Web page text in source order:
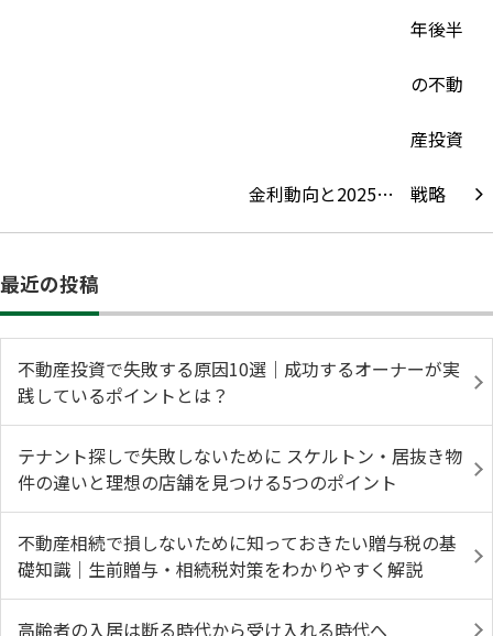
金利動向と2025…
最近の投稿
不動産投資で失敗する原因10選｜成功するオーナーが実
践しているポイントとは？
テナント探しで失敗しないために スケルトン・居抜き物
件の違いと理想の店舗を見つける5つのポイント
不動産相続で損しないために知っておきたい贈与税の基
礎知識｜生前贈与・相続税対策をわかりやすく解説
高齢者の入居は断る時代から受け入れる時代へ